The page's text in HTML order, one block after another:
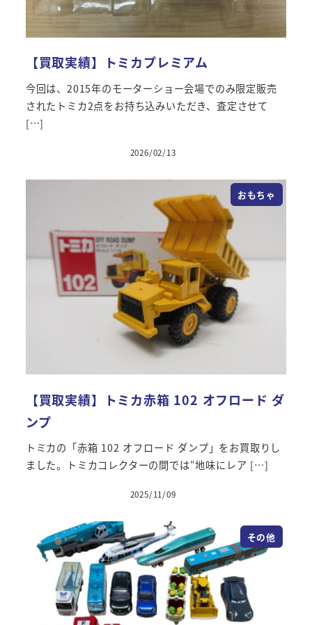
【買取実績】トミカプレミアム
今回は、2015年のモーターショー会場でのみ限定販売
されたトミカ2点をお持ち込みいただき、査定させて
[…]
2026/02/13
おもちゃ
【買取実績】トミカ赤箱 102 オフロード ダ
ンプ
トミカの「赤箱 102 オフロード ダンプ」をお買取りし
ました。トミカコレクターの間では“地味にレア […]
2025/11/09
その他